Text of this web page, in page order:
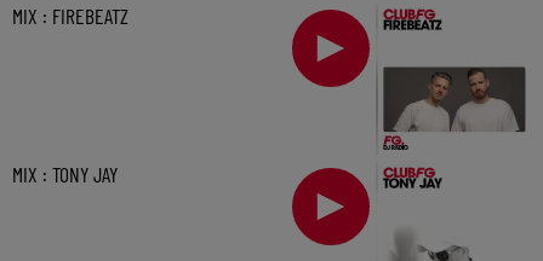
MIX : FIREBEATZ
MIX : TONY JAY